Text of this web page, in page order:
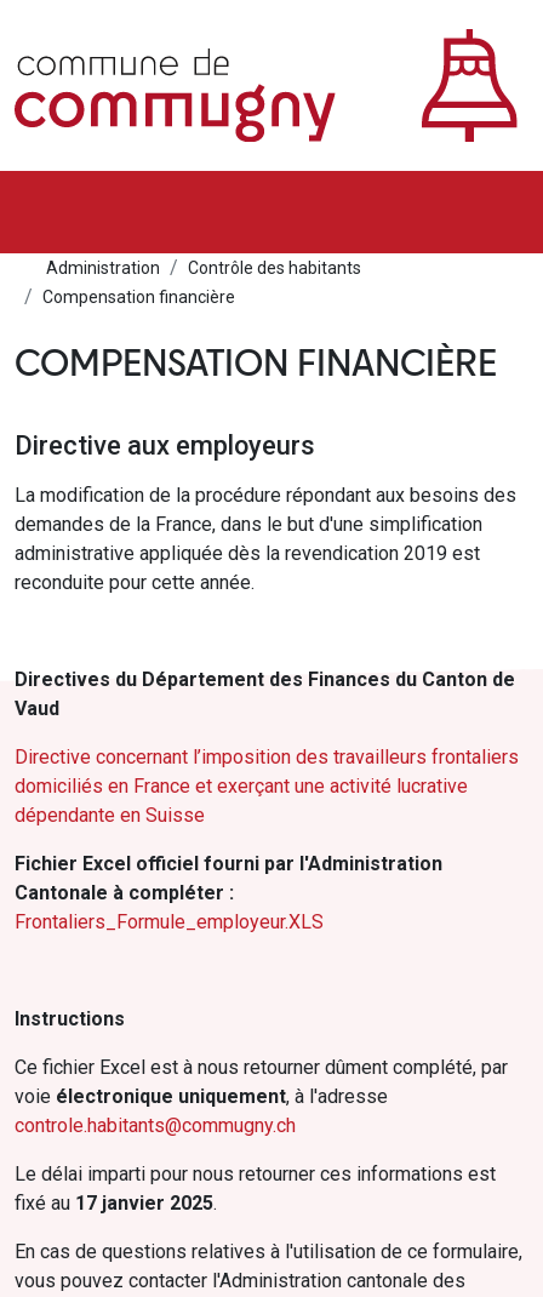
Administration
Contrôle des habitants
Compensation financière
COMPENSATION FINANCIÈRE
Directive aux employeurs
La modification de la procédure répondant aux besoins des
demandes de la France, dans le but d'une simplification
administrative appliquée dès la revendication 2019 est
reconduite pour cette année.
Directives du Département des Finances du Canton de
Vaud
Directive concernant l’imposition des travailleurs frontaliers
domiciliés en France et exerçant une activité lucrative
dépendante en Suisse
Fichier Excel officiel fourni par l'Administration
Cantonale à compléter :
Frontaliers_Formule_employeur.XLS
Instructions
Ce fichier Excel est à nous retourner dûment complété, par
voie électronique uniquement, à l'adresse
controle.habitants@commugny.ch
Le délai imparti pour nous retourner ces informations est
fixé au 17 janvier 2025.
En cas de questions relatives à l'utilisation de ce formulaire,
vous pouvez contacter l'Administration cantonale des